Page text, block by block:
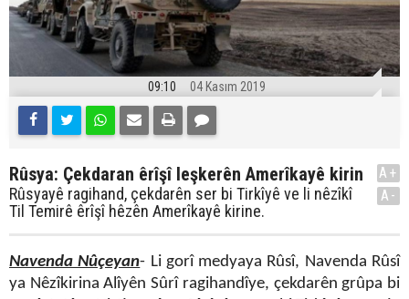
09:10 04 Kasım 2019
Rûsya: Çekdaran êrîşî leşkerên Amerîkayê kirin
Rûsyayê ragihand, çekdarên ser bi Tirkîyê ve li nêzîkî
Til Temirê êrîşî hêzên Amerîkayê kirine.
A+
A-
Navenda Nûçeyan- Li gorî medyaya Rûsî, Navenda Rûsî
ya Nêzîkirina Alîyên Sûrî ragihandîye, çekdarên grûpa bi